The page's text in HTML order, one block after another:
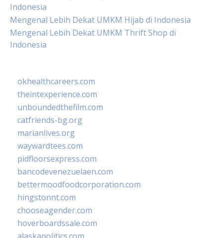
Indonesia
Mengenal Lebih Dekat UMKM Hijab di Indonesia
Mengenal Lebih Dekat UMKM Thrift Shop di
Indonesia
okhealthcareers.com
theintexperience.com
unboundedthefilm.com
catfriends-bg.org
marianlives.org
waywardtees.com
pidfloorsexpress.com
bancodevenezuelaen.com
bettermoodfoodcorporation.com
hingstonnt.com
chooseagender.com
hoverboardssale.com